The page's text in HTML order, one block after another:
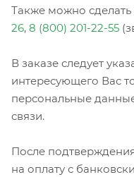
Также можно сделать
26, 8 (800) 201-22-55
В заказе следует
интересующего Вас
персональные
связи.
После
на оплату с